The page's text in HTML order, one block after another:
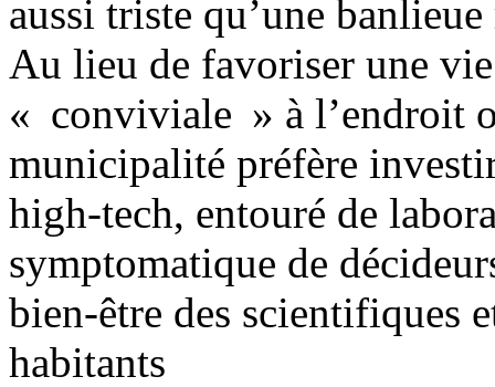
aussi triste qu’une
Au lieu de favoriser une
« conviviale » à l’endroit
municipalité préfère
high-tech, entouré de
symptomatique de
bien-être des scientifiques
habitants